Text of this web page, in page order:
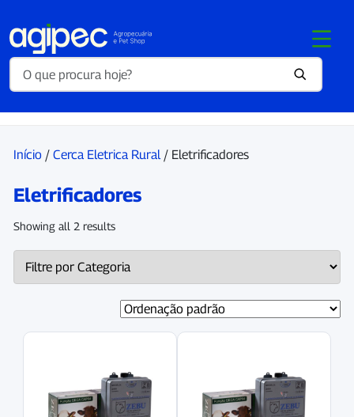
Início / Cerca Eletrica Rural/ Eletrificadores
Eletrificadores
Showing all 2 results